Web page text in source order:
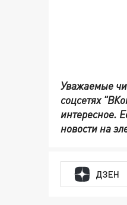
Уважаемые
соцсетях
интересное.
новости на
ДЗЕН